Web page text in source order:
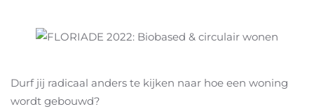
Durf jij radicaal anders te kijken naar hoe een woning
wordt gebouwd?